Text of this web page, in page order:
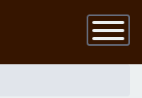
Slå
på